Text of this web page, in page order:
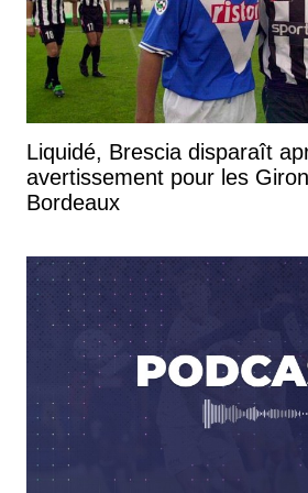
Liquidé, Brescia disparaît
avertissement pour les
Bordeaux